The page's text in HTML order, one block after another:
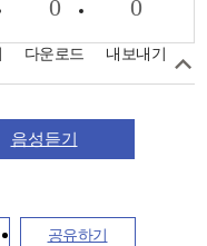
0
다운로드
0
내보내기
음성듣기
공유하기